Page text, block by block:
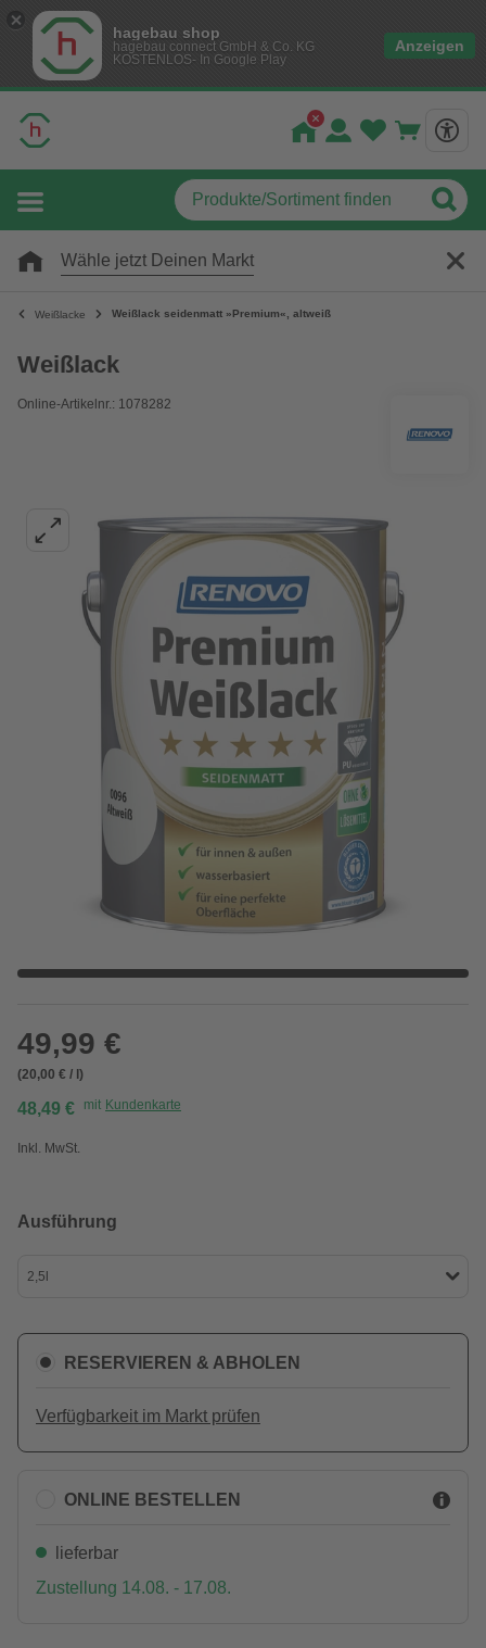
hagebau shop
hagebau connect GmbH & Co. KG
KOSTENLOS- In Google Play
Anzeigen
Wähle jetzt Deinen Markt
Weißlacke Weißlack seidenmatt »Premium«, altweiß
Weißlack
Online-Artikelnr.: 1078282
49,99 €
(20,00 € / l)
48,49 € mit Kundenkarte
Inkl. MwSt.
Ausführung
2,5l
RESERVIEREN & ABHOLEN
Verfügbarkeit im Markt prüfen
ONLINE BESTELLEN
lieferbar
Zustellung 14.08. - 17.08.